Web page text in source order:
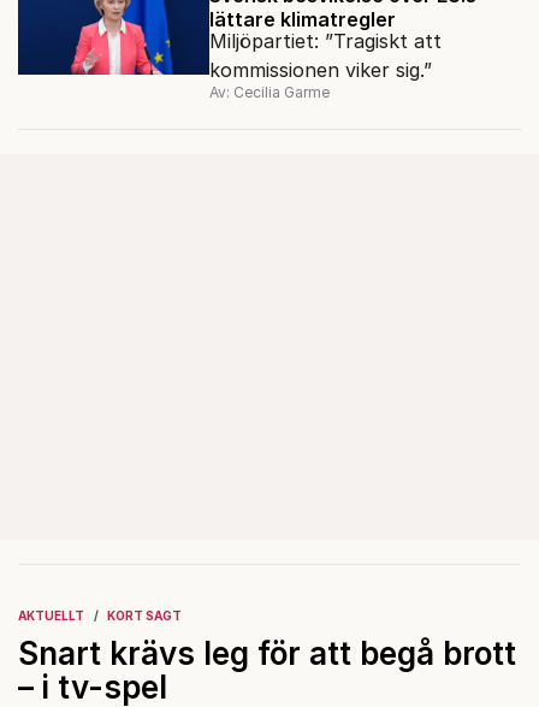
lättare klimatregler
Miljöpartiet: ”Tragiskt att
kommissionen viker sig.”
Av: Cecilia Garme
AKTUELLT KORT SAGT
Snart krävs leg för att begå brott
– i tv-spel